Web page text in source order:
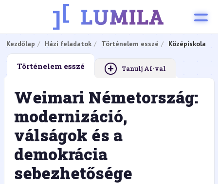
Kezdőlap Házi feladatok Történelem esszé Középiskola
Történelem esszé + Tanulj AI-val
Weimari Németország:
modernizáció,
válságok és a
demokrácia
sebezhetősége